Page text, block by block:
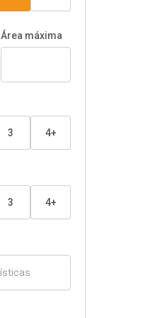
Área máxima
3 4+
3 4+